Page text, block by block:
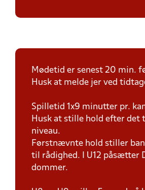
Mødetid er senest 20 min.
Husk at melde jer ved
Spilletid 1x9 minutter pr.
Husk at stille hold efter det
niveau.
Førstnævnte hold stiller
til rådighed. I U12 påsætter
dommer.